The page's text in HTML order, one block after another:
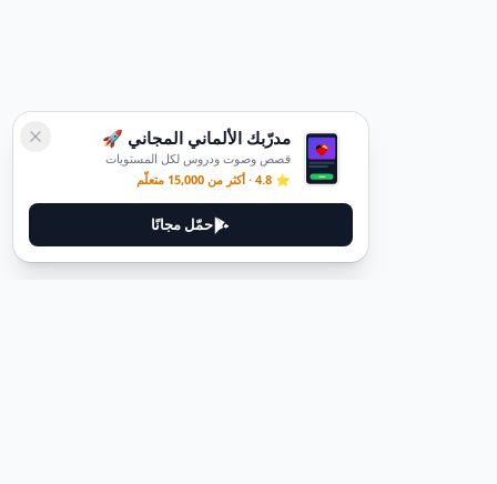
مدرّبك الألماني المجاني 🚀
قصص وصوت ودروس لكل المستويات
⭐ 4.8 · أكثر من 15,000 متعلّم
حمّل مجانًا